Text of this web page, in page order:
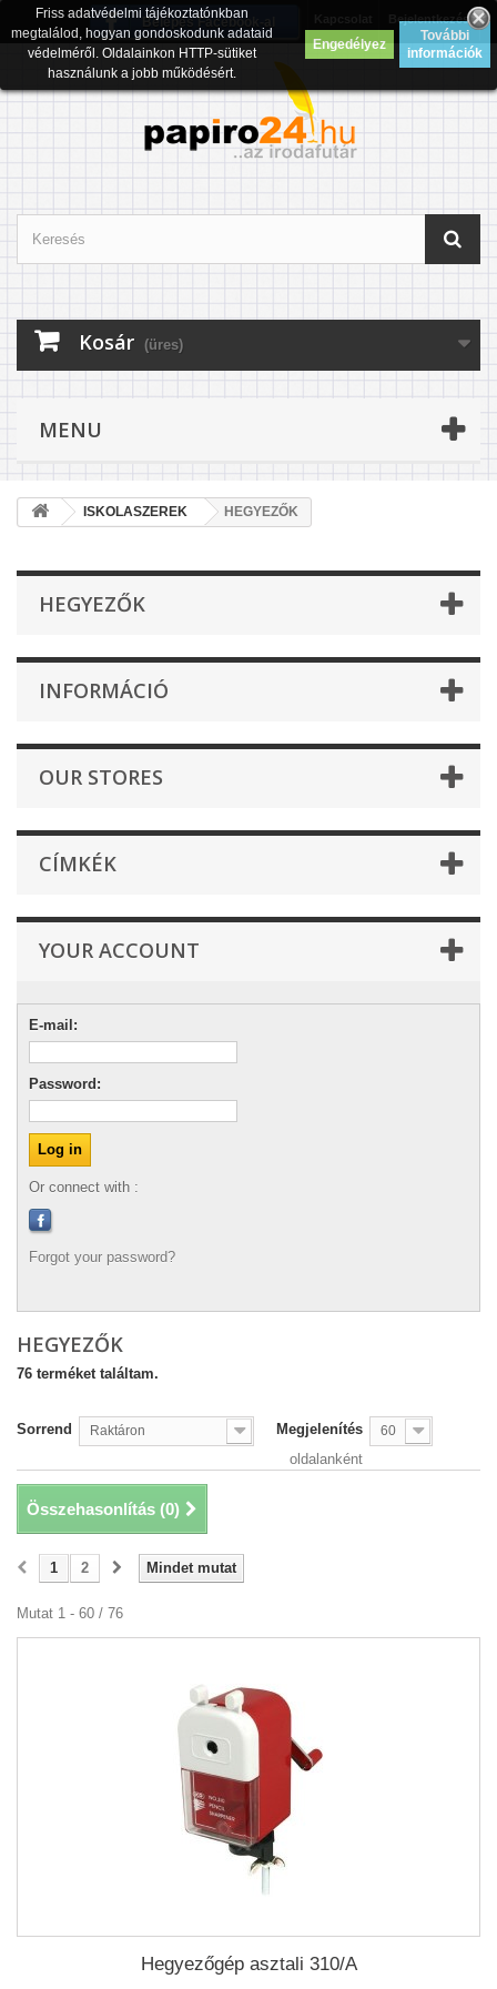
Bejelentkezés
Belépés Facebook-al
Kosár (üres)
MENU
Friss adatvédelmi tájékoztatónkban
megtalálod, hogyan gondoskodunk adataid
védelméről. Oldalainkon HTTP-sütiket
használunk a jobb működésért.
Engedélyez
További
információk
ISKOLASZEREK HEGYEZŐK
HEGYEZŐK
INFORMÁCIÓ
OUR STORES
CÍMKÉK
YOUR ACCOUNT
E-mail:
Password:
Or connect with :
Forgot your password?
HEGYEZŐK
76 terméket találtam.
Sorrend Raktáron Megjelenítés 60
oldalanként
Összehasonlítás (0)
Mindet mutat
1 2
Mutat 1 - 60 / 76
Hegyezőgép asztali 310/A